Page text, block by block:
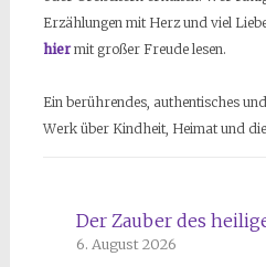
Erzählungen mit Herz und viel
hiermit großer Freude lesen.
Ein berührendes, authentisches
Werk über Kindheit, Heimat und
Der Zauber des
6. August 2026